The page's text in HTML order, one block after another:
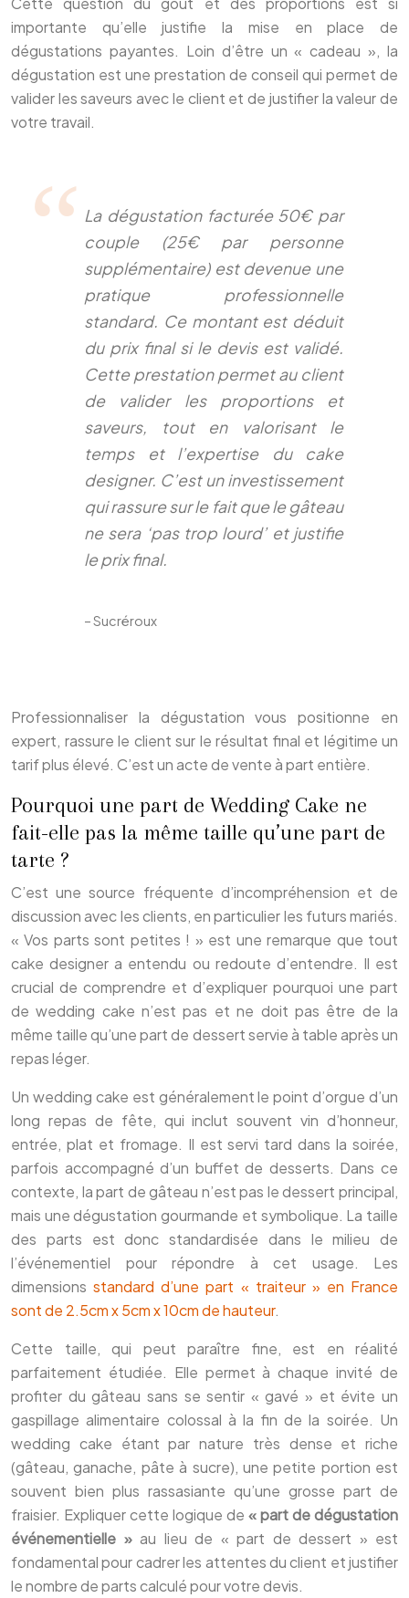
importante qu’elle justifie la mise en place de
dégustations payantes. Loin d’être un « cadeau », la
dégustation est une prestation de conseil qui permet de
valider les saveurs avec le client et de justifier la valeur de
votre travail.
La dégustation facturée 50€ par
couple (25€ par personne
supplémentaire) est devenue une
pratique professionnelle
standard. Ce montant est déduit
du prix final si le devis est validé.
Cette prestation permet au client
de valider les proportions et
saveurs, tout en valorisant le
temps et l’expertise du cake
designer. C’est un investissement
qui rassure sur le fait que le gâteau
ne sera ‘pas trop lourd’ et justifie
le prix final.
– Sucréroux
Professionnaliser la dégustation vous positionne en
expert, rassure le client sur le résultat final et légitime un
tarif plus élevé. C’est un acte de vente à part entière.
Pourquoi une part de Wedding Cake ne
fait-elle pas la même taille qu’une part de
tarte ?
C’est une source fréquente d’incompréhension et de
discussion avec les clients, en particulier les futurs mariés.
« Vos parts sont petites ! » est une remarque que tout
cake designer a entendu ou redoute d’entendre. Il est
crucial de comprendre et d’expliquer pourquoi une part
de wedding cake n’est pas et ne doit pas être de la
même taille qu’une part de dessert servie à table après un
repas léger.
Un wedding cake est généralement le point d’orgue d’un
long repas de fête, qui inclut souvent vin d’honneur,
entrée, plat et fromage. Il est servi tard dans la soirée,
parfois accompagné d’un buffet de desserts. Dans ce
contexte, la part de gâteau n’est pas le dessert principal,
mais une dégustation gourmande et symbolique. La taille
des parts est donc standardisée dans le milieu de
l’événementiel pour répondre à cet usage. Les
dimensionsstandard d’une part « traiteur » en France
sont de 2.5cm x 5cm x 10cm de hauteur.
Cette taille, qui peut paraître fine, est en réalité
parfaitement étudiée. Elle permet à chaque invité de
profiter du gâteau sans se sentir « gavé » et évite un
gaspillage alimentaire colossal à la fin de la soirée. Un
wedding cake étant par nature très dense et riche
(gâteau, ganache, pâte à sucre), une petite portion est
souvent bien plus rassasiante qu’une grosse part de
fraisier. Expliquer cette logique de « part de dégustation
événementielle »au lieu de « part de dessert » est
fondamental pour cadrer les attentes du client et justifier
le nombre de parts calculé pour votre devis.